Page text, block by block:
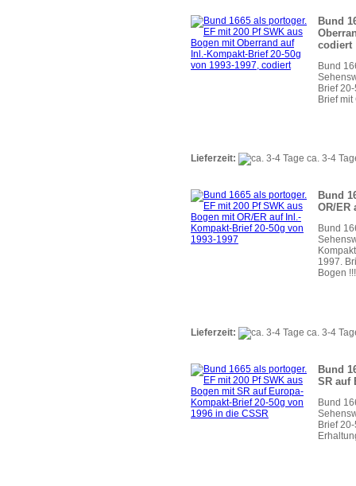
Bund
codiert
Bund
Brief
Brief
Lieferzeit: ca. 3-4
Bund
OR/ER
Bund
1997.
Bogen !!!
Lieferzeit: ca. 3-4
Bund
SR auf
Bund
Brief